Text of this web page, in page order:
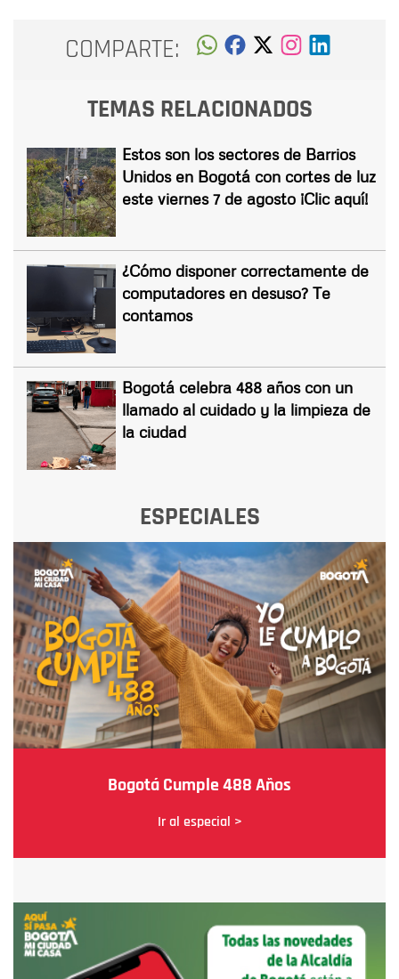
COMPARTE:
TEMAS RELACIONADOS
Estos son los sectores de Barrios
Unidos en Bogotá con cortes de luz
este viernes 7 de agosto ¡Clic aquí!
¿Cómo disponer correctamente de
computadores en desuso? Te
contamos
Bogotá celebra 488 años con un
llamado al cuidado y la limpieza de
la ciudad
ESPECIALES
Bogotá Cumple 488 Años
Ir al especial >